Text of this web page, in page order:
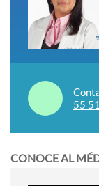
55
CONOCE AL